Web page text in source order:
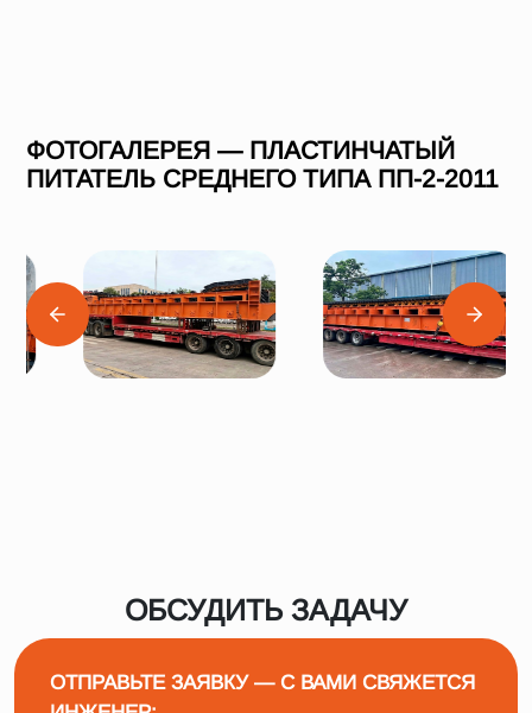
ФОТОГАЛЕРЕЯ — ПЛАСТИНЧАТЫЙ
ПИТАТЕЛЬ СРЕДНЕГО ТИПА ПП-2-2011
ОБСУДИТЬ ЗАДАЧУ
ОТПРАВЬТЕ ЗАЯВКУ — С ВАМИ СВЯЖЕТСЯ